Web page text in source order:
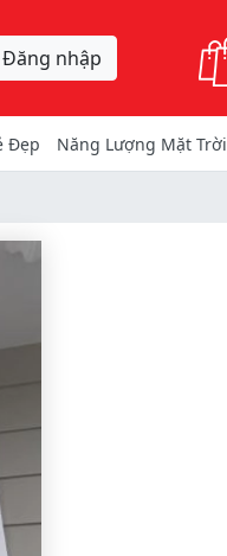
Đăng nhập
Đẹp Năng Lượng Mặt Trời